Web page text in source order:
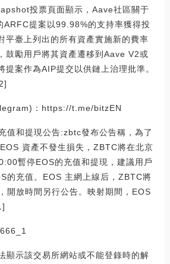
投票頁面顯示，Aave社區關于
ARFC提案以99.98%的支持率獲得投
平臺上列出的所有資產實施新的費率
鼓勵用戶將其資產遷移到Aave V2或
案作為AIP提交以供鏈上治理批準。
：https://t.me/bitzEN
值和提現公告:zbtc發布公告稱，為了
資產不發生損失，ZBTC將在北京
暫停EOS的充值和提現，建議用戶
的充值。EOS 主網上線后，ZBTC將
開放時間另行公告。映射期間，EOS
顯示該交易所網站或不能登錄時的解